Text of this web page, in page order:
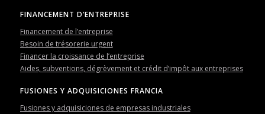
FINANCEMENT D’ENTREPRISE
Financement de l’entreprise
Besoin de trésorerie urgent
Financer la croissance de l’entreprise
Aides, subventions, dégrèvement et crédit d’impôt aux entreprises
FUSIONES Y ADQUISICIONES FRANCIA
Fusiones y adquisiciones de empresas industriales